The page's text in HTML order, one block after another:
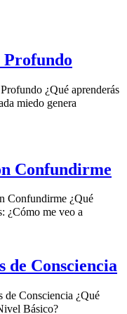
Profundo
¿Qué aprenderás
miedo genera
Confundirme
Confundirme ¿Qué
¿Cómo me veo a
de Consciencia
Consciencia ¿Qué
Básico?